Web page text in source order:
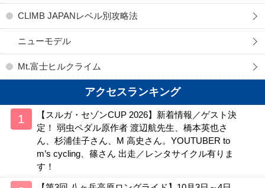
CLIMB JAPANレベル別攻略法
ニューモデル
Mt.富士ヒルクライム
アクセスランキング
【スルガ・セゾンCUP 2026】新着情報／ゲスト決
定！ 弱虫ペダル原作者 渡辺航先生、橋本英也さ
ん、杉浦佳子さん、M 高史さん。YOUTUBER to
m’s cycling、篠さん 出走／レンタサイクル有りま
す！